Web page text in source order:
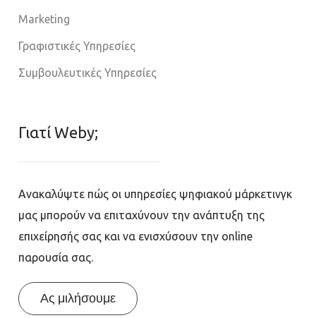
Marketing
Γραφιστικές Υπηρεσίες
Συμβουλευτικές Υπηρεσίες
Γιατί Weby;
Ανακαλύψτε πώς οι υπηρεσίες ψηφιακού μάρκετινγκ
μας μπορούν να επιταχύνουν την ανάπτυξη της
επιχείρησής σας και να ενισχύσουν την online
παρουσία σας.
Ας μιλήσουμε